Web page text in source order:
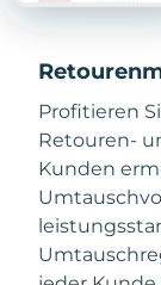
Profitieren
Retouren-
Kunden